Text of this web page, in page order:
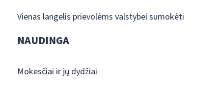
Vienas langelis prievolėms valstybei sumokėti
NAUDINGA
Mokesčiai ir jų dydžiai